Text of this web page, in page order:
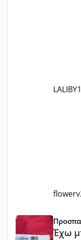
LALIBY
flowerv
Έχω μπερδευτεί
Έχω